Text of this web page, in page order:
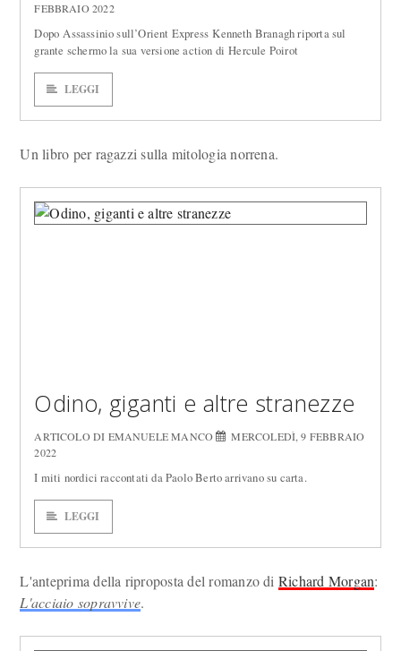
FEBBRAIO 2022
Dopo Assassinio sull’Orient Express Kenneth Branagh riporta sul
grante schermo la sua versione action di Hercule Poirot
LEGGI
Un libro per ragazzi sulla mitologia norrena.
Odino, giganti e altre stranezze
ARTICOLO DI EMANUELE MANCO
MERCOLEDÌ, 9 FEBBRAIO
2022
I miti nordici raccontati da Paolo Berto arrivano su carta.
LEGGI
L'anteprima della riproposta del romanzo di Richard Morgan:
L'acciaio sopravvive.